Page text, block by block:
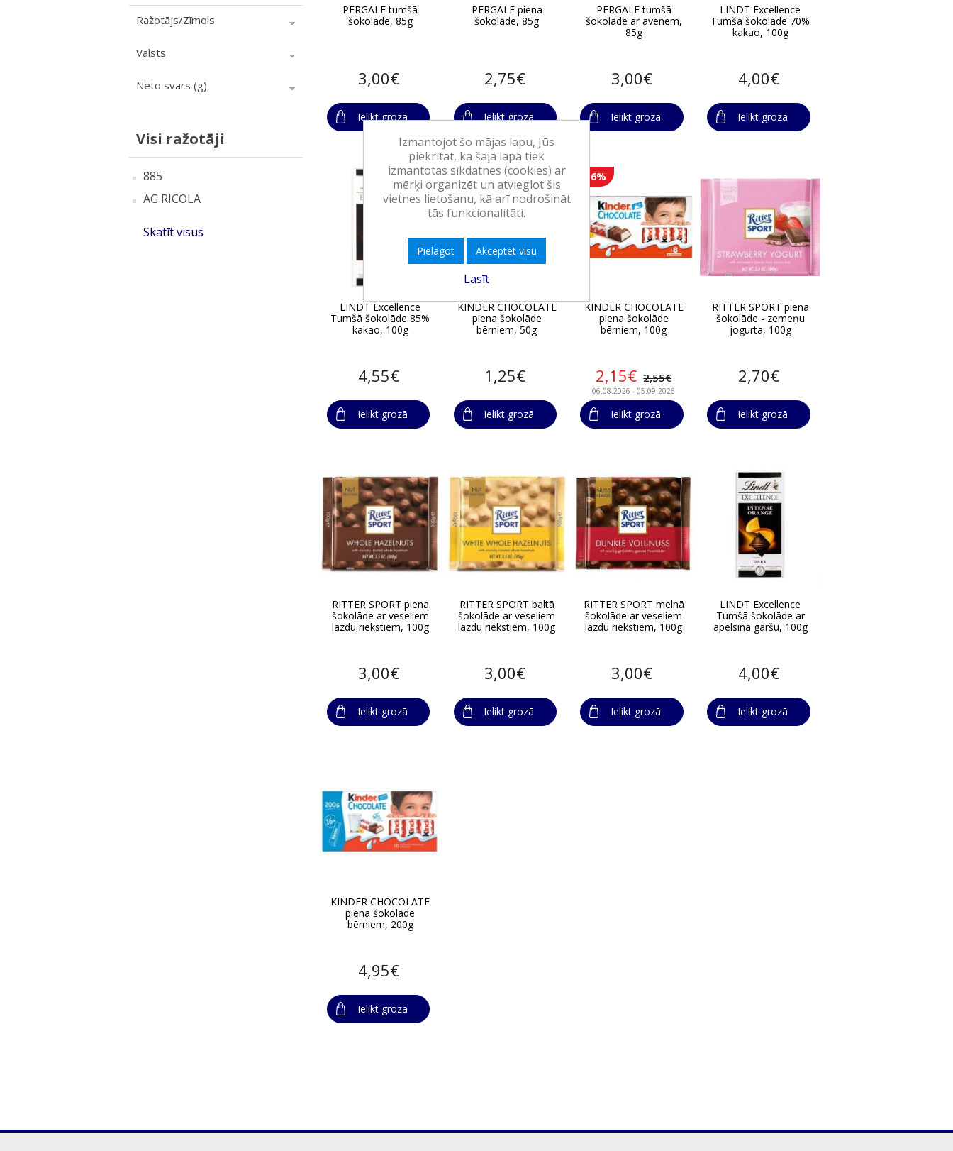
Ražotājs/Zīmols
Valsts
Neto svars (g)
Visi ražotāji
885
AG RICOLA
Skatīt visus
PERGALE tumšā
šokolāde, 85g
3,00€
Ielikt grozā
PERGALE piena
šokolāde, 85g
2,75€
Ielikt grozā
PERGALE tumšā
šokolāde ar avenēm,
85g
3,00€
Ielikt grozā
LINDT Excellence
Tumšā šokolāde 70%
kakao, 100g
4,00€
Ielikt grozā
LINDT Excellence
Tumšā šokolāde 85%
kakao, 100g
4,55€
Ielikt grozā
KINDER CHOCOLATE
piena šokolāde
bērniem, 50g
1,25€
Ielikt grozā
-16%
KINDER CHOCOLATE
piena šokolāde
bērniem, 100g
2,15€ 2,55€
06.08.2026 - 05.09.2026
Ielikt grozā
RITTER SPORT piena
šokolāde - zemeņu
jogurta, 100g
2,70€
Ielikt grozā
RITTER SPORT piena
šokolāde ar veseliem
lazdu riekstiem, 100g
3,00€
Ielikt grozā
RITTER SPORT baltā
šokolāde ar veseliem
lazdu riekstiem, 100g
3,00€
Ielikt grozā
RITTER SPORT melnā
šokolāde ar veseliem
lazdu riekstiem, 100g
3,00€
Ielikt grozā
LINDT Excellence
Tumšā šokolāde ar
apelsīna garšu, 100g
4,00€
Ielikt grozā
KINDER CHOCOLATE
piena šokolāde
bērniem, 200g
4,95€
Ielikt grozā
Izmantojot šo mājas lapu, Jūs
piekrītat, ka šajā lapā tiek
izmantotas sīkdatnes (cookies) ar
mērķi organizēt un atvieglot šis
vietnes lietošanu, kā arī nodrošināt
tās funkcionalitāti.
Pielāgot Akceptēt visu
Lasīt